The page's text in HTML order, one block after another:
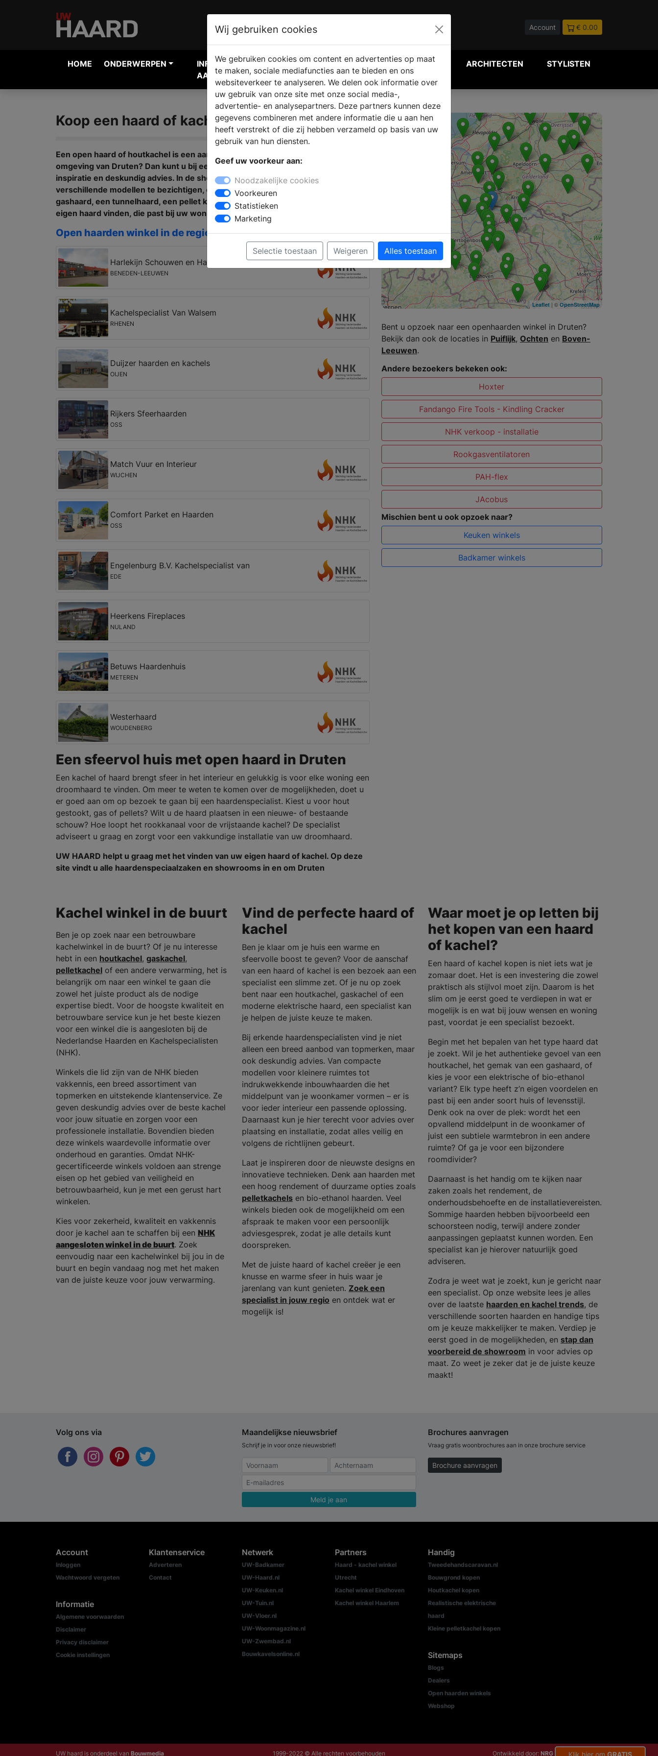
Account € 0.00
HOME ONDERWERPEN
INFORMATIE
AANVRAGEN
VERKOOPLOCATIE
VINDEN
WEBSHOP ARCHITECTEN STYLISTEN
Koop een haard of kachel in Druten
Een open haard of houtkachel is een aanwinst voor elke woning. Woont u in de
omgeving van Druten? Dan kunt u bij een haardenspecialist terecht voor
inspiratie en deskundig advies. In de showroom heeft u de mogelijkheid om
verschillende modellen te bezichtigen, of het nu gaat om een open haard, een
gashaard, een tunnelhaard, een pellet kachel of een cv houthaard. Zo kunt u een
eigen haard vinden, die past bij uw woning, interieur en budget.
Open haarden winkel in de regio Druten
Harlekijn Schouwen en Haarden
BENEDEN-LEEUWEN
Kachelspecialist Van Walsem
RHENEN
Duijzer haarden en kachels
OIJEN
Rijkers Sfeerhaarden
OSS
Match Vuur en Interieur
WIJCHEN
Comfort Parket en Haarden
OSS
Engelenburg B.V. Kachelspecialist van
EDE
Heerkens Fireplaces
NULAND
Betuws Haardenhuis
METEREN
Westerhaard
WOUDENBERG
Een sfeervol huis met open haard in Druten
Een kachel of haard brengt sfeer in het interieur en gelukkig is voor elke woning een
droomhaard te vinden. Om meer te weten te komen over de mogelijkheden, doet u
er goed aan om op bezoek te gaan bij een haardenspecialist. Kiest u voor hout
gestookt, gas of pellets? Wilt u de haard plaatsen in een nieuwe- of bestaande
schouw? Hoe loopt het rookkanaal voor de vrijstaande kachel? De specialist
adviseert u graag en zorgt voor een vakkundige installatie van uw droomhaard.
UW HAARD helpt u graag met het vinden van uw eigen haard of kachel. Op deze
site vindt u alle haardenspeciaalzaken en showrooms in en om Druten
+
Leaflet| © OpenStreetMap
Bent u opzoek naar een openhaarden winkel in Druten?
Bekijk dan ook de locaties in Puiflijk, Ochten en Boven-
Leeuwen.
Andere bezoekers bekeken ook:
Hoxter
Fandango Fire Tools - Kindling Cracker
NHK verkoop - installatie
Rookgasventilatoren
PAH-flex
JAcobus
Mischien bent u ook opzoek naar?
Keuken winkels
Badkamer winkels
Kachel winkel in de buurt
Ben je op zoek naar een betrouwbare
kachelwinkel in de buurt? Of je nu interesse
hebt in een houtkachel, gaskachel,
pelletkachel of een andere verwarming, het is
belangrijk om naar een winkel te gaan die
zowel het juiste product als de nodige
expertise biedt. Voor de hoogste kwaliteit en
betrouwbare service kun je het beste kiezen
voor een winkel die is aangesloten bij de
Nederlandse Haarden en Kachelspecialisten
(NHK).
Winkels die lid zijn van de NHK bieden
vakkennis, een breed assortiment van
topmerken en uitstekende klantenservice. Ze
geven deskundig advies over de beste kachel
voor jouw situatie en zorgen voor een
professionele installatie. Bovendien bieden
deze winkels waardevolle informatie over
onderhoud en garanties. Omdat NHK-
gecertificeerde winkels voldoen aan strenge
eisen op het gebied van veiligheid en
betrouwbaarheid, kun je met een gerust hart
winkelen.
Kies voor zekerheid, kwaliteit en vakkennis
door je kachel aan te schaffen bij een NHK
aangesloten winkel in de buurt. Zoek
eenvoudig naar een kachelwinkel bij jou in de
buurt en begin vandaag nog met het maken
van de juiste keuze voor jouw verwarming.
Vind de perfecte haard of
kachel
Ben je klaar om je huis een warme en
sfeervolle boost te geven? Voor de aanschaf
van een haard of kachel is een bezoek aan een
specialist een slimme zet. Of je nu op zoek
bent naar een houtkachel, gaskachel of een
moderne elektrische haard, een specialist kan
je helpen de juiste keuze te maken.
Bij erkende haardenspecialisten vind je niet
alleen een breed aanbod van topmerken, maar
ook deskundig advies. Van compacte
modellen voor kleinere ruimtes tot
indrukwekkende inbouwhaarden die het
middelpunt van je woonkamer vormen – er is
voor ieder interieur een passende oplossing.
Daarnaast kun je hier terecht voor advies over
plaatsing en installatie, zodat alles veilig en
volgens de richtlijnen gebeurt.
Laat je inspireren door de nieuwste designs en
innovatieve technieken. Denk aan haarden met
een hoog rendement of duurzame opties zoals
pelletkachelsen bio-ethanol haarden. Veel
winkels bieden ook de mogelijkheid om een
afspraak te maken voor een persoonlijk
adviesgesprek, zodat je alle details kunt
doorspreken.
Met de juiste haard of kachel creëer je een
knusse en warme sfeer in huis waar je
jarenlang van kunt genieten. Zoek een
specialist in jouw regio en ontdek wat er
mogelijk is!
Waar moet je op letten bij
het kopen van een haard
of kachel?
Een haard of kachel kopen is niet iets wat je
zomaar doet. Het is een investering die zowel
praktisch als stijlvol moet zijn. Daarom is het
slim om je eerst goed te verdiepen in wat er
mogelijk is en wat bij jouw wensen en woning
past, voordat je een specialist bezoekt.
Begin met het bepalen van het type haard dat
je zoekt. Wil je het authentieke gevoel van een
houtkachel, het gemak van een gashaard, of
kies je voor een elektrische of bio-ethanol
variant? Elk type heeft z’n eigen voordelen en
past bij een ander soort huis of levensstijl.
Denk ook na over de plek: wordt het een
opvallend middelpunt in de woonkamer of
juist een subtiele warmtebron in een andere
ruimte? Of ga je voor een bijzondere
roomdivider?
Daarnaast is het handig om te kijken naar
zaken zoals het rendement, de
onderhoudsbehoefte en de installatievereisten.
Sommige haarden hebben bijvoorbeeld een
schoorsteen nodig, terwijl andere zonder
aanpassingen geplaatst kunnen worden. Een
specialist kan je hierover natuurlijk goed
adviseren.
Zodra je weet wat je zoekt, kun je gericht naar
een specialist. Op onze website lees je alles
over de laatste haarden en kachel trends, de
verschillende soorten haarden en handige tips
om je keuze makkelijker te maken. Verdiep je
eerst goed in de mogelijkheden, en stap dan
voorbereid de showroom in voor advies op
maat. Zo weet je zeker dat je de juiste keuze
maakt!
Wij gebruiken cookies
We gebruiken cookies om content en advertenties op maat
te maken, sociale mediafuncties aan te bieden en ons
websiteverkeer te analyseren. We delen ook informatie over
uw gebruik van onze site met onze social media-,
advertentie- en analysepartners. Deze partners kunnen deze
gegevens combineren met andere informatie die u aan hen
heeft verstrekt of die zij hebben verzameld op basis van uw
gebruik van hun diensten.
Geef uw voorkeur aan:
Noodzakelijke cookies
Voorkeuren
Statistieken
Marketing
Selectie toestaan Weigeren Alles toestaan
Volg ons via Maandelijkse nieuwsbrief
Schrijf je in voor onze nieuwsbrief!
Meld je aan
Brochures aanvragen
Vraag gratis woonbrochures aan in onze brochure service
Brochure aanvragen
Account
Inloggen
Wachtwoord vergeten
Informatie
Algemene voorwaarden
Disclaimer
Privacy disclaimer
Cookie instellingen
Klantenservice
Adverteren
Contact
Netwerk
UW-Badkamer
UW-Haard.nl
UW-Keuken.nl
UW-Tuin.nl
UW-Vloer.nl
UW-Woonmagazine.nl
UW-Zwembad.nl
Bouwkavelsonline.nl
Partners
Haard - kachel winkel
Utrecht
Kachel winkel Eindhoven
Kachel winkel Haarlem
Handig
Tweedehandscaravan.nl
Bouwgrond kopen
Houtkachel kopen
Realistische elektrische
haard
Kleine pelletkachel kopen
Sitemaps
Blogs
Dealers
Open haarden winkels
Webshop
UW haard is onderdeel van Bouwmedia 1999-2022 © Alle rechten voorbehouden Ontwikkeld door: NRG Internetdiensten
Klik hier om GRATIS